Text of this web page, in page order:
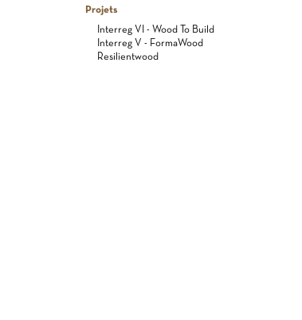
Projets
Interreg VI - Wood To Build
Interreg V - FormaWood
Resilientwood